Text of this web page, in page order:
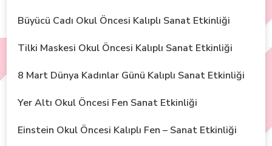
Büyücü Cadı Okul Öncesi Kalıplı Sanat Etkinliği
Tilki Maskesi Okul Öncesi Kalıplı Sanat Etkinliği
8 Mart Dünya Kadınlar Günü Kalıplı Sanat Etkinliği
Yer Altı Okul Öncesi Fen Sanat Etkinliği
Einstein Okul Öncesi Kalıplı Fen – Sanat Etkinliği